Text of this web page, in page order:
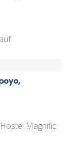
Magnific